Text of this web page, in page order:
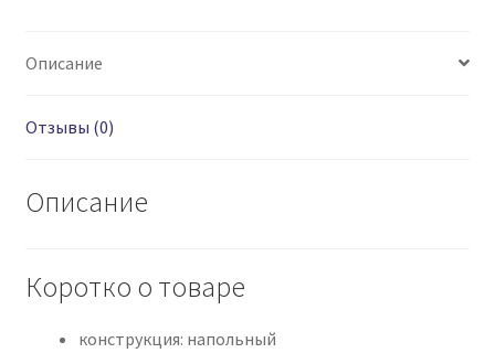
Описание
Отзывы (0)
Описание
Коротко о товаре
конструкция: напольный